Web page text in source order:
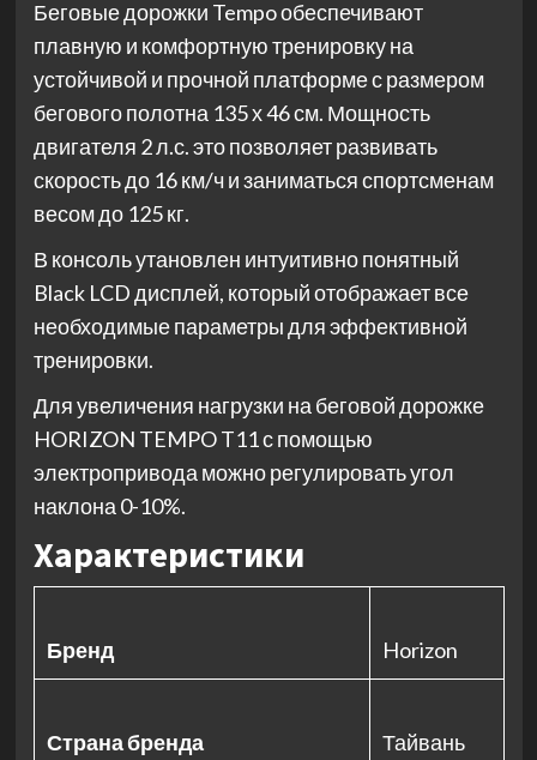
Беговые дорожки Tempo обеспечивают
плавную и комфортную тренировку на
устойчивой и прочной платформе с размером
бегового полотна 135 х 46 см. Мощность
двигателя 2 л.с. это позволяет развивать
скорость до 16 км/ч и заниматься спортсменам
весом до 125 кг.
В консоль утановлен интуитивно понятный
Black LCD дисплей, который отображает все
необходимые параметры для эффективной
тренировки.
Для увеличения нагрузки на беговой дорожке
HORIZON TEMPO T11 с помощью
электропривода можно регулировать угол
наклона 0-10%.
Характеристики
Бренд Horizon
Страна бренда Тайвань